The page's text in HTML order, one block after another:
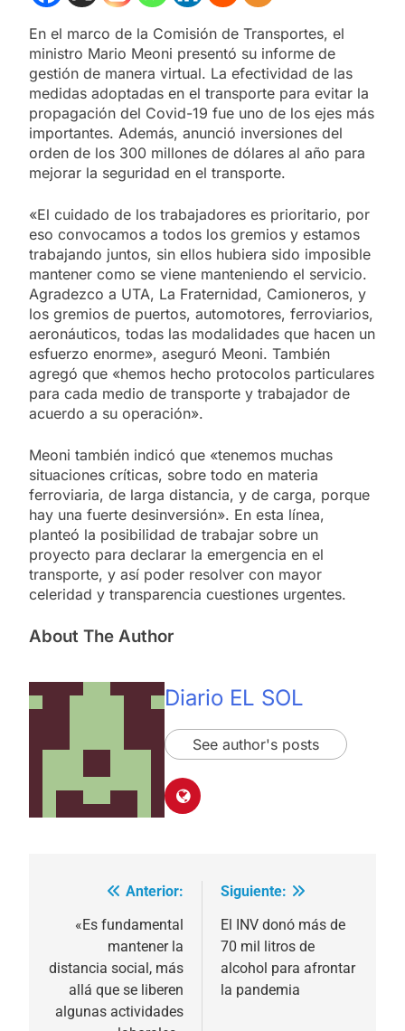
En el marco de la Comisión de Transportes, el
ministro Mario Meoni presentó su informe de
gestión de manera virtual. La efectividad de las
medidas adoptadas en el transporte para evitar la
propagación del Covid-19 fue uno de los ejes más
importantes. Además, anunció inversiones del
orden de los 300 millones de dólares al año para
mejorar la seguridad en el transporte.
«El cuidado de los trabajadores es prioritario, por
eso convocamos a todos los gremios y estamos
trabajando juntos, sin ellos hubiera sido imposible
mantener como se viene manteniendo el servicio.
Agradezco a UTA, La Fraternidad, Camioneros, y
los gremios de puertos, automotores, ferroviarios,
aeronáuticos, todas las modalidades que hacen un
esfuerzo enorme», aseguró Meoni. También
agregó que «hemos hecho protocolos particulares
para cada medio de transporte y trabajador de
acuerdo a su operación».
Meoni también indicó que «tenemos muchas
situaciones críticas, sobre todo en materia
ferroviaria, de larga distancia, y de carga, porque
hay una fuerte desinversión». En esta línea,
planteó la posibilidad de trabajar sobre un
proyecto para declarar la emergencia en el
transporte, y así poder resolver con mayor
celeridad y transparencia cuestiones urgentes.
About The Author
Diario EL SOL
See author's posts
Navegación
entradas
Anterior:
«Es fundamental
mantener la
distancia social, más
allá que se liberen
algunas actividades
Siguiente:
El INV donó más de
70 mil litros de
alcohol para afrontar
la pandemia